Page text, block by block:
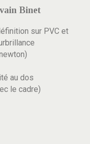
Binet
sur PVC et
au dos
le cadre)